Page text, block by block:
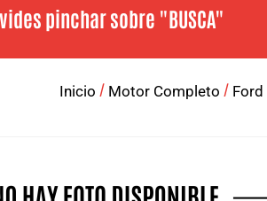
pinchar sobre "BUSCA"
Inicio / Motor Completo / Ford